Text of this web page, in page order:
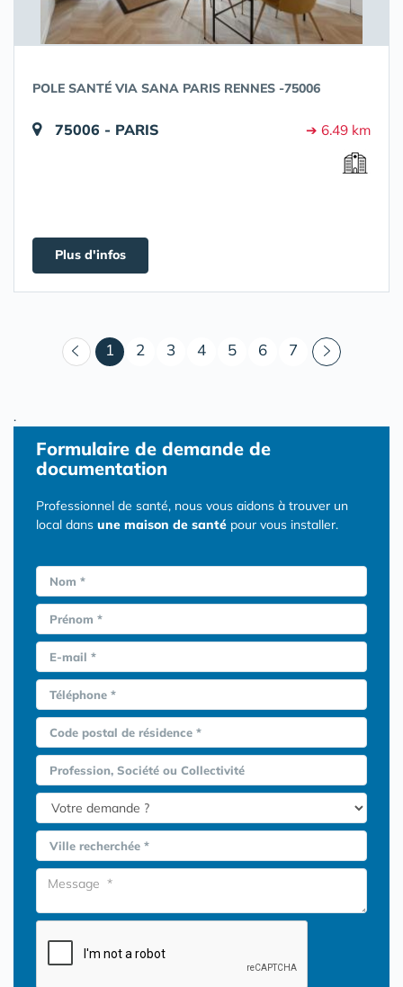
POLE SANTÉ VIA SANA PARIS RENNES -75006
75006 - PARIS ➔ 6.49 km
Plus d'infos
1 (courant)
2 3 4 5 6 7
.
Formulaire de demande de
documentation
Professionnel de santé, nous vous aidons à trouver un
local dans une maison de santé pour vous installer.
Nom *
Prénom *
E-mail *
Téléphone *
Code postal de résidence *
Profession, Société ou Collectivité
Ville recherchée *